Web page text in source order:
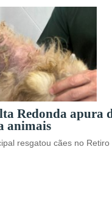
Redonda apura
animais
resgatou cães no Retiro